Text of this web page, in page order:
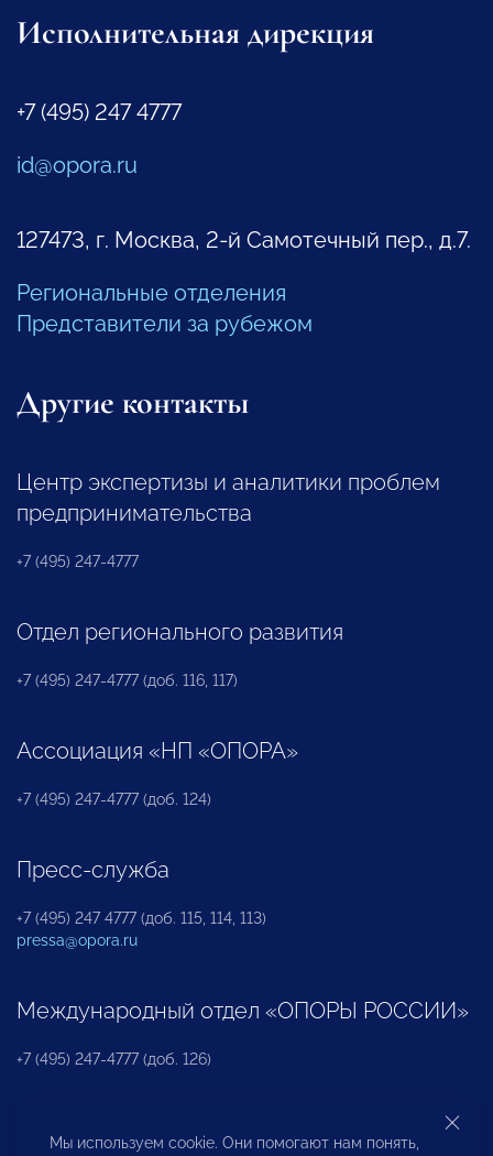
Исполнительная дирекция
+7 (495) 247 4777
id@opora.ru
127473, г. Москва, 2-й Самотечный пер., д.7.
Региональные отделения
Представители за рубежом
Другие контакты
Центр экспертизы и аналитики проблем
предпринимательства
+7 (495) 247-4777
Отдел регионального развития
+7 (495) 247-4777 (доб. 116, 117)
Ассоциация «НП «ОПОРА»
+7 (495) 247-4777 (доб. 124)
Пресс-служба
+7 (495) 247 4777 (доб. 115, 114, 113)
pressa@opora.ru
Международный отдел «ОПОРЫ РОССИИ»
+7 (495) 247-4777 (доб. 126)
Бюро по защите прав предпринимателей и
Мы используем cookie. Они помогают нам понять,